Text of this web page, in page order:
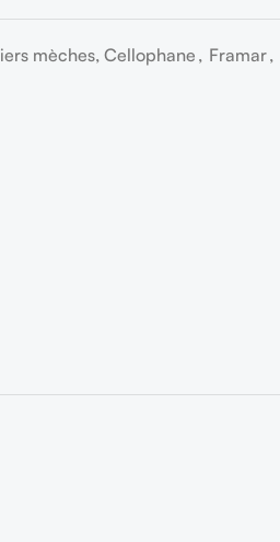
mèches, Cellophane , Framar,